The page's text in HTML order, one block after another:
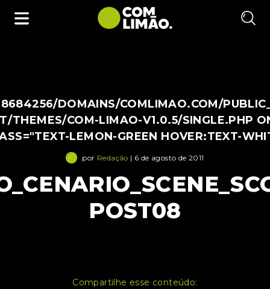
DOMAINS/COMLIMAO.COM/
THEMES/COM-LIMAO-V1.0.5/SINGLE.PHP
LEMON-GREEN HOVER:TEXT-
por Redação | 6 de agosto de 2011
POST08
Compartilhe esse conteúdo: